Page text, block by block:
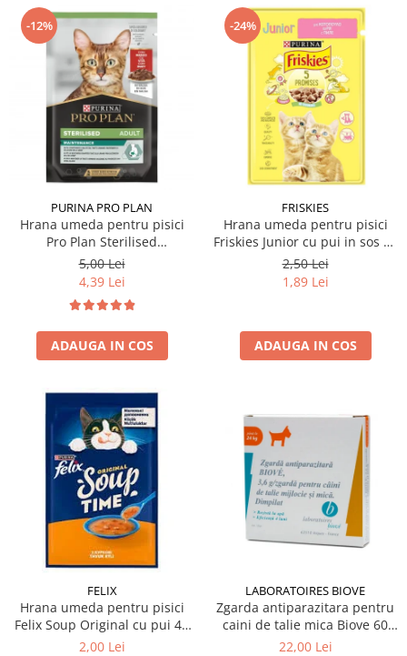
-12%
PURINA PRO PLAN
Hrana umeda pentru pisici
Pro Plan Sterilised
Nutrisavour cu vita 85 gr
5,00 Lei
4,39 Lei
ADAUGA IN COS
-24%
FRISKIES
Hrana umeda pentru pisici
Friskies Junior cu pui in sos 85
gr
2,50 Lei
1,89 Lei
ADAUGA IN COS
FELIX
Hrana umeda pentru pisici
Felix Soup Original cu pui 48
gr
2,00 Lei
LABORATOIRES BIOVE
Zgarda antiparazitara pentru
caini de talie mica Biove 60
cm
22,00 Lei